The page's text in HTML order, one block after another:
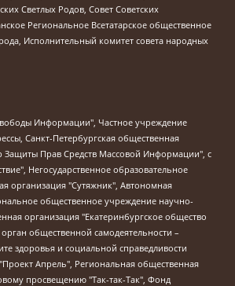
Светлых Родов, Совет Советских
Региональное Всетатарское общественное
Исполнительный комитет совета народных
Марк Захарович, Филимонов Андрей Викторович, Дзугкоева Регина Николаевна, Доброхотов Роман Александрович, Дудь Юрий Александрович, Елкин Сергей Владимирович, Кругликов Кирилл Игоревич, Сабунаева Мария Леонидовна, Семенов Алексей Владимирович, Шаинян Карен Багратович, Шульман Екатерина Михайловна, Асафьев Артур Валерьевич, Вахштайн Виктор Семенович, Венедиктов Алексей Алексеевич, Лушникова Екатерина Евгеньевна, Волков Леонид Михайлович, Невзоров Александр Глебович, Пархоменко Сергей Борисович, Сироткин Ярослав Николаевич, Кара-Мурза Владимир Владимирович, Баранова Наталья Владимировна, Гозман Леонид Яковлевич, Кагарлицкий Борис Юльевич, Климарев Михаил Валерьевич, Милов Владимир Станиславович, Автономная некоммерческая организация Краснодарский центр современного искусства "Типография", Моргенштерн Алишер Тагирович, Соболь Любовь Эдуардовна, Общество с ограниченной ответственностью "ЛИЗА НОРМ", Каспаров Гарри Кимович, Ходорковский Михаил Борисович, Общество с ограниченной ответственностью "Апрельские тезисы", Данилович Ирина Брониславовна, Кашин Олег Владимирович, Петров Николай Владимирович, Пивоваров Алексей Владимирович, Соколов Михаил Владимирович, Цветкова Юлия Владимировна, Чичваркин Евгений Александрович, Комитет против пыток/Команда против пыток, Общество с ограниченной ответственностью "Первый научный", Общество с ограниченной ответственностью "Вертолет и ко", Белоцерковская Вероника Борисовна, Кац Максим Евгеньевич, Лазарева Татьяна Юрьевна, Шаведдинов Руслан Табризович, Яшин Илья Валерьевич, Общество с ограниченной ответственностью "Иноагент ААВ", Алешковский Дмитрий Петрович, Альбац Евгения Марковна, Быков Дмитрий Львович, Галямина Юлия Евгеньевна, Лойко Сергей Леонидович, Мартынов Кирилл Константинович, Медведев Сергей Александрович, Крашенинников Федор Геннадиевич, Гордеева Катерина Вл